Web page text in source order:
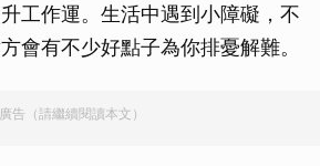
工作運。生活中遇到小障礙，不
會有不少好點子為你排憂解難。
廣告（請繼續閱讀本文）